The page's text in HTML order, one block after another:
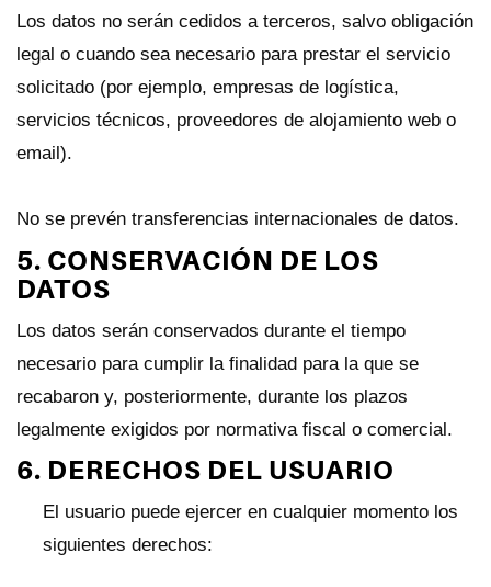
Los datos no serán cedidos a terceros, salvo obligación
legal o cuando sea necesario para prestar el servicio
solicitado (por ejemplo, empresas de logística,
servicios técnicos, proveedores de alojamiento web o
email).
No se prevén transferencias internacionales de datos.
5. CONSERVACIÓN DE LOS
DATOS
Los datos serán conservados durante el tiempo
necesario para cumplir la finalidad para la que se
recabaron y, posteriormente, durante los plazos
legalmente exigidos por normativa fiscal o comercial.
6. DERECHOS DEL USUARIO
El usuario puede ejercer en cualquier momento los
siguientes derechos: